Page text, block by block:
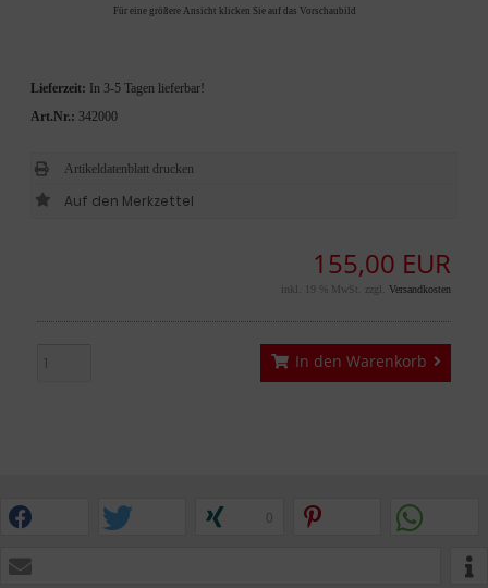
Für eine größere Ansicht klicken Sie auf das Vorschaubild
155,00 EUR
inkl. 19 % MwSt. zzgl. Versandkosten
In den Warenkorb
Lieferzeit:
In 3-5 Tagen lieferbar!
Art.Nr.: 342000
Artikeldatenblatt drucken
0